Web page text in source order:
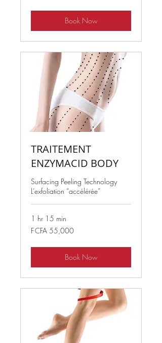
Book Now
TRAITEMENT
ENZYMACID BODY
Surfacing Peeling Technology
L’exfoliation “accélérée”
1 hr 15 min
55,000
West
F CFA 55,000
Book Now